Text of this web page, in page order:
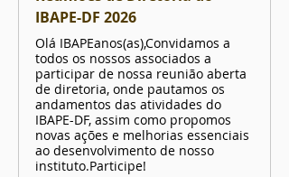
IBAPE-DF 2026
Olá IBAPEanos(as),Convidamos a
todos os nossos associados a
participar de nossa reunião aberta
de diretoria, onde pautamos os
andamentos das atividades do
IBAPE-DF, assim como propomos
novas ações e melhorias essenciais
ao desenvolvimento de nosso
instituto.Participe!